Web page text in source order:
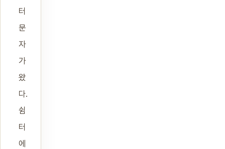
터
문
자
가
왔
다.
쉼
터
에